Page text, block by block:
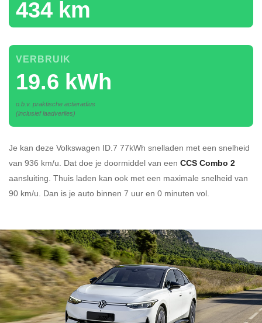
434 km
19.6 kWh
VERBRUIK
o.b.v. praktische actieradius
(inclusief laadverlies)
Je kan deze Volkswagen ID.7 77kWh snelladen met een snelheid
van 936 km/u. Dat doe je doormiddel van een CCS Combo 2
aansluiting. Thuis laden kan ook met een maximale snelheid van
90 km/u. Dan is je auto binnen 7 uur en 0 minuten vol.